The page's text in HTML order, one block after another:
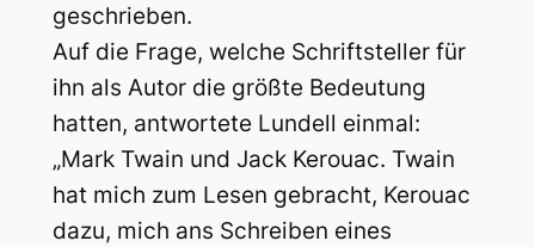
geschrieben.
Auf die Frage, welche Schriftsteller für
ihn als Autor die größte Bedeutung
hatten, antwortete Lundell einmal:
„Mark Twain und Jack Kerouac. Twain
hat mich zum Lesen gebracht, Kerouac
dazu, mich ans Schreiben eines